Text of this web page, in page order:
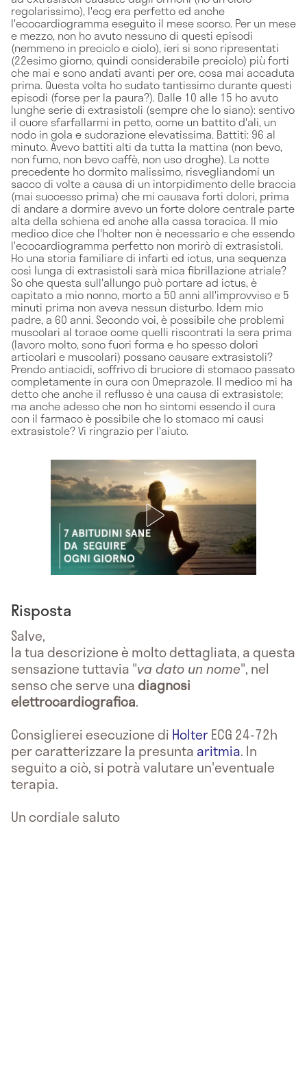
regolarissimo), l'ecg era perfetto ed anche
l'ecocardiogramma eseguito il mese scorso. Per un mese
e mezzo, non ho avuto nessuno di questi episodi
(nemmeno in preciclo e ciclo), ieri si sono ripresentati
(22esimo giorno, quindi considerabile preciclo) più forti
che mai e sono andati avanti per ore, cosa mai accaduta
prima. Questa volta ho sudato tantissimo durante questi
episodi (forse per la paura?). Dalle 10 alle 15 ho avuto
lunghe serie di extrasistoli (sempre che lo siano): sentivo
il cuore sfarfallarmi in petto, come un battito d'ali, un
nodo in gola e sudorazione elevatissima. Battiti: 96 al
minuto. Avevo battiti alti da tutta la mattina (non bevo,
non fumo, non bevo caffè, non uso droghe). La notte
precedente ho dormito malissimo, risvegliandomi un
sacco di volte a causa di un intorpidimento delle braccia
(mai successo prima) che mi causava forti dolori, prima
di andare a dormire avevo un forte dolore centrale parte
alta della schiena ed anche alla cassa toracica. Il mio
medico dice che l'holter non è necessario e che essendo
l'ecocardiogramma perfetto non morirò di extrasistoli.
Ho una storia familiare di infarti ed ictus, una sequenza
così lunga di extrasistoli sarà mica fibrillazione atriale?
So che questa sull'allungo può portare ad ictus, è
capitato a mio nonno, morto a 50 anni all'improvviso e 5
minuti prima non aveva nessun disturbo. Idem mio
padre, a 60 anni. Secondo voi, è possibile che problemi
muscolari al torace come quelli riscontrati la sera prima
(lavoro molto, sono fuori forma e ho spesso dolori
articolari e muscolari) possano causare extrasistoli?
Prendo antiacidi, soffrivo di bruciore di stomaco passato
completamente in cura con Omeprazole. Il medico mi ha
detto che anche il reflusso è una causa di extrasistole;
ma anche adesso che non ho sintomi essendo il cura
con il farmaco è possibile che lo stomaco mi causi
extrasistole? Vi ringrazio per l'aiuto.
Risposta
Salve,
la tua descrizione è molto dettagliata, a questa
sensazione tuttavia "va dato un nome", nel
senso che serve unadiagnosi
elettrocardiografica.
Consiglierei esecuzione di HolterECG 24-72h
per caratterizzare la presunta aritmia. In
seguito a ciò, si potrà valutare un'eventuale
terapia.
Un cordiale saluto